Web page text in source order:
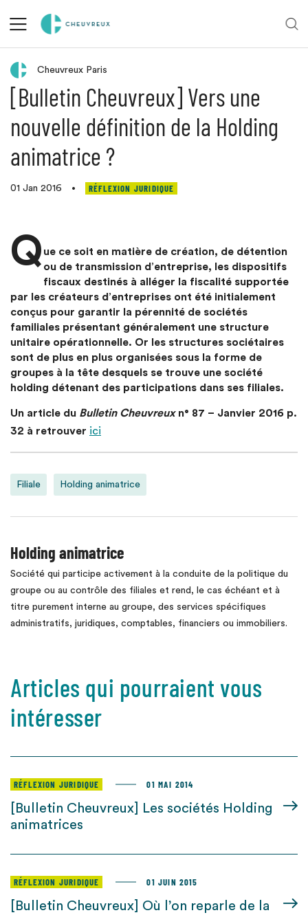
Retour aux actualités
Cheuvreux Paris
[Bulletin Cheuvreux] Vers une
nouvelle définition de la Holding
animatrice ?
01 Jan 2016 • RÉFLEXION JURIDIQUE
Q ue ce soit en matière de création, de détention
ou de transmission d’entreprise, les dispositifs
fiscaux destinés à alléger la fiscalité supportée
par les créateurs d’entreprises ont été initialement
conçus pour garantir la pérennité de sociétés
familiales présentant généralement une structure
unitaire opérationnelle. Or les structures sociétaires
sont de plus en plus organisées sous la forme de
groupes à la tête desquels se trouve une société
holding détenant des participations dans ses filiales.
Un article du Bulletin Cheuvreuxn° 87 – Janvier 2016 p.
32 à retrouver ici
Filiale Holding animatrice
Holding animatrice
Société qui participe activement à la conduite de la politique du
groupe ou au contrôle des filiales et rend, le cas échéant et à
titre purement interne au groupe, des services spécifiques
administratifs, juridiques, comptables, financiers ou immobiliers.
Articles qui pourraient vous
intéresser
RÉFLEXION JURIDIQUE 01 MAI 2014
[Bulletin Cheuvreux] Les sociétés Holding
animatrices
RÉFLEXION JURIDIQUE 01 JUIN 2015
[Bulletin Cheuvreux] Où l’on reparle de la